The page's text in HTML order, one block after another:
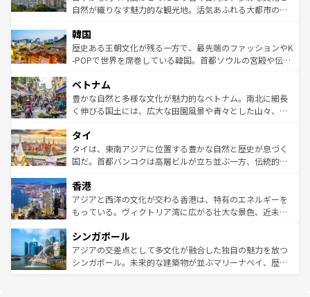
ク、伝統的なフラダンスなど、すべてがハワイの魅力を彩
ワイを、存分に味わってほしい。 なお、新着のハワイ情報
はコンテンツ一覧を参照してほしい。
ど、見どころがたくさん。また、カフェやワイン、オージ
いる。アクティビティも充実しており、サーフィンやダイ
ビング、ハイキングなど、アウトドア好きにはたまらな
い。オーストラリアの多彩な魅力を存分に味わいつくそ
参照してほしい。
自然が織りなす魅力的な観光地。活気あふれる大都市の台
ン）、静ひつな山岳地帯である台湾東部など、都市の喧騒
と山間の静けさが共存しており、訪れる人に新しい発見と
驚きをもたらしてくれる。また、奥深い台湾の食文化も魅
容にもいいと評判のスイーツなど、バラエティ豊かな料理
が味わえる。 なお、新着の台湾情報は コンテンツ一覧を参
照してほしい。
韓国
歴史ある王朝文化が残る一方で、最先端のファッションやK
-POPで世界を席巻している韓国。首都ソウルの宮殿や伝統
き、地方に足を延ばせば四季折々の自然美を楽しむことが
できる。そして、キムチや焼肉、絶品のストリートフード
まで、さまざまな韓国料理が待っている。夜には、韓国な
リティに包まれながら、韓国の多彩な魅力を心ゆくまで味
わってみてほしい。 なお、新着の韓国情報はコンテンツ一
覧を参照してほしい。
ベトナム
豊かな自然と多様な文化が魅力的なベトナム。南北に細長
く伸びる国土には、広大な田園風景や青々とした山々、世
急速な発展と共に伝統が息づく。ハノイの古い町並みやホ
ーチミン市のフランス統治時代の建物も、独特の雰囲気を
醸し出している。また、バラエティの豊かさとおいしさで
とつ。フォーやバインミー、ベトナムコーヒーなどは、ぜ
ひ現地で味わいたい。どの地域を訪れてもあたたかい人々
が旅行者を迎えてくれるので、きっと忘れられない旅にな
参照してほしい。
タイ
タイは、東南アジアに位置する豊かな自然と歴史が息づく
国だ。首都バンコクは高層ビルが立ち並ぶ一方、伝統的な
の活気が交差している。北部ではチェンマイなどの山岳地
帯で自然と触れ合い、南部ではプーケットやクラビの美し
いビーチでリゾート気分を楽しむことができる。タイ料理
激する。気候は一年中温暖で、どの季節にも異なる楽しみ
が待っている。親しみやすいタイの人々、仏教を中心とし
た文化、そして多様な観光資源が、訪れる旅人を魅了し続
香港
アジアと西洋の文化が交わる香港は、特有のエネルギーを
もっている。ヴィクトリア湾に広がる壮大な景色、近未来
み、どこを訪れても感動するはず。観光スポットが密集し
ており、効率よく見どころを回れるのも魅力。息をのむよ
うな絶景から文化的な体験まで、香港を存分に楽しみ尽く
シンガポール
アジアの交差点として多文化が融合した独自の魅力を放つ
シンガポール。未来的な建築物が並ぶマリーナベイ、歴史